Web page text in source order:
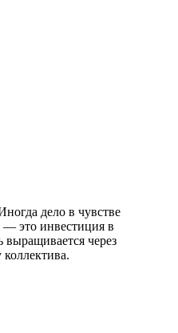
дело в чувстве
это инвестиция в
выращивается через